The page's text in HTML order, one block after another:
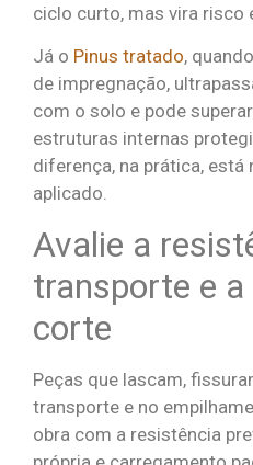
ciclo curto, mas vira risco
Já o Pinus tratado,
de impregnação,
com o solo e pode
estruturas internas
diferença, na prática,
aplicado.
Avalie a
transporte e
corte
Peças que lascam,
transporte e no
obra com a resistência